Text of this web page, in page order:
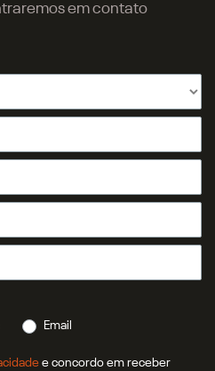
em contato
Email
e concordo em receber